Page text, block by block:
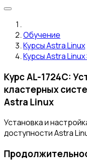
Обучение
Курсы Astra Linux
Курсы Astra Linux
Курс AL-1724C:
кластерных
Astra Linux
Установка и
доступности Astra